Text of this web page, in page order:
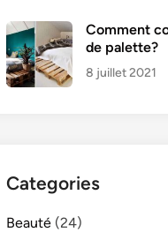
Comment
de palette?
8 juillet 2021
Categories
Beauté (24)